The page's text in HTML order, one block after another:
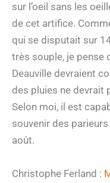
sur l’oeil sans les
de cet artifice.
qui se disputait sur
très souple, je pense
Deauville devraient
des pluies ne devrait
Selon moi, il est
souvenir des
août.
Christophe Ferland :